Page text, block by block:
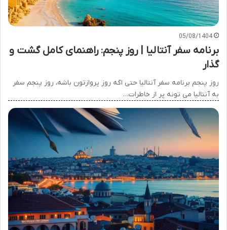
05/08/1404
برنامه سفر آنتالیا | روز پنجم: راهنمای کامل گشت و
گذار
روز پنجم برنامه سفر آنتالیا حتی اگه روز پروازتون باشه، روز پنجم سفر
به آنتالیا می تونه پر از خاطرات…